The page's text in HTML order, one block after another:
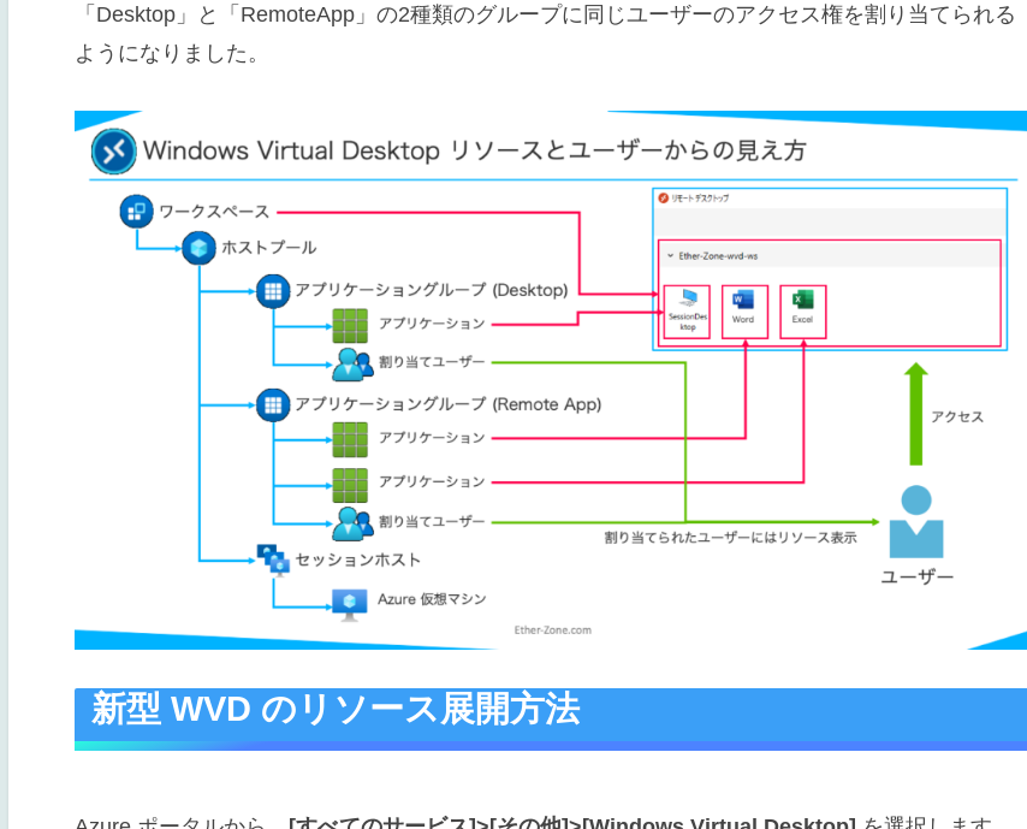
「Desktop」と「RemoteApp」の2種類のグループに同じユーザーのアクセス権を割り当てられる
ようになりました。
新型 WVD のリソース展開方法